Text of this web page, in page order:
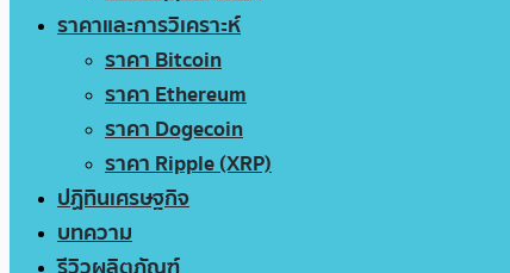
ราคาและการวิเคราะห์
ราคา Bitcoin
ราคา Ethereum
ราคา Dogecoin
ราคา Ripple (XRP)
ปฏิทินเศรษฐกิจ
บทความ